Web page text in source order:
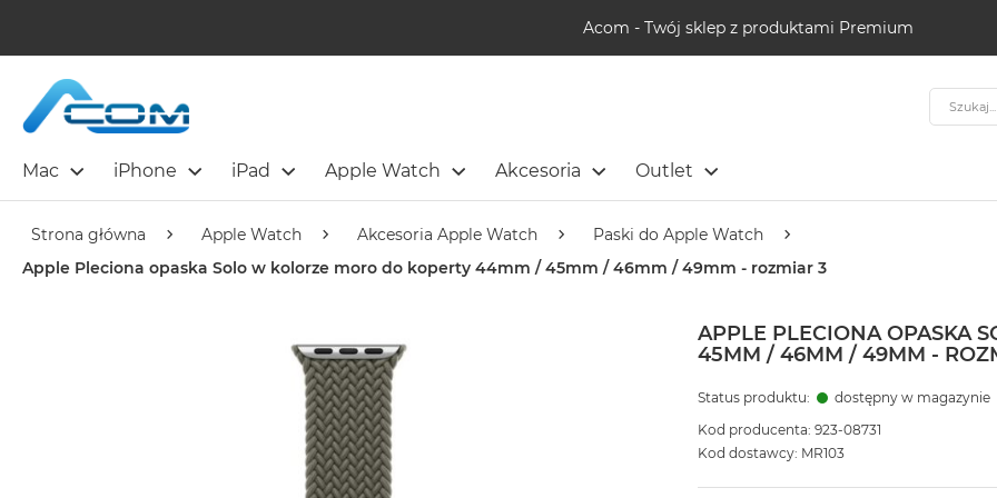
Acom - Twój sklep z produktami Premium
Mac iPhone iPad Apple Watch Akcesoria Outlet
Szukaj
Strona główna Apple Watch Akcesoria Apple Watch
Paski do Apple Watch
Apple Pleciona opaska Solo w kolorze moro do koperty 44mm / 45mm / 46mm / 49mm - rozmiar 3
APPLE PLECIONA OPASKA
45MM / 46MM / 49MM -
Status produktu:
dostępny w magazynie
Kod producenta: 923-08731
Kod dostawcy: MR103